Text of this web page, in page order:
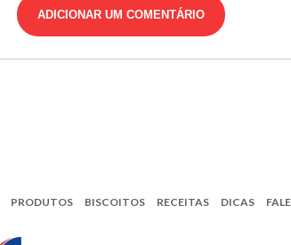
PRODUTOS BISCOITOS RECEITAS DICAS